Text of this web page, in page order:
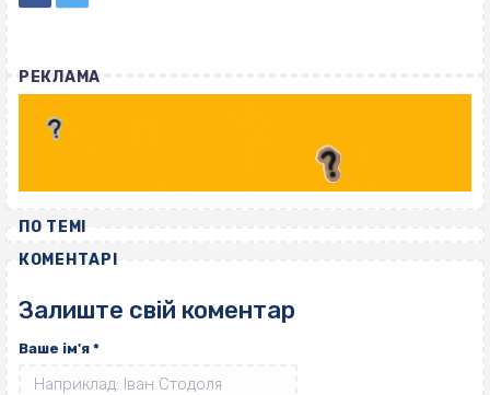
РЕКЛАМА
ПО ТЕМІ
КОМЕНТАРІ
Залиште свій коментар
Ваше ім'я *